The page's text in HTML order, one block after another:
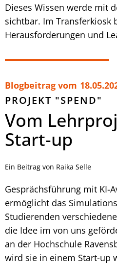
Dieses Wissen werde mit
sichtbar. Im Transferkiosk
Herausforderungen und
Blogbeitrag vom
PROJEKT "SPEND"
Vom
Start-up
Ein Beitrag von Raika Selle
Gesprächsführung mit KI-
ermöglicht das
Studierenden
die Idee im von uns
an der Hochschule
wird sie in einem Start-up